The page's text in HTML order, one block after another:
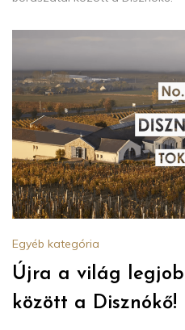
Egyéb kategória
Újra a világ
között a Disznókő!